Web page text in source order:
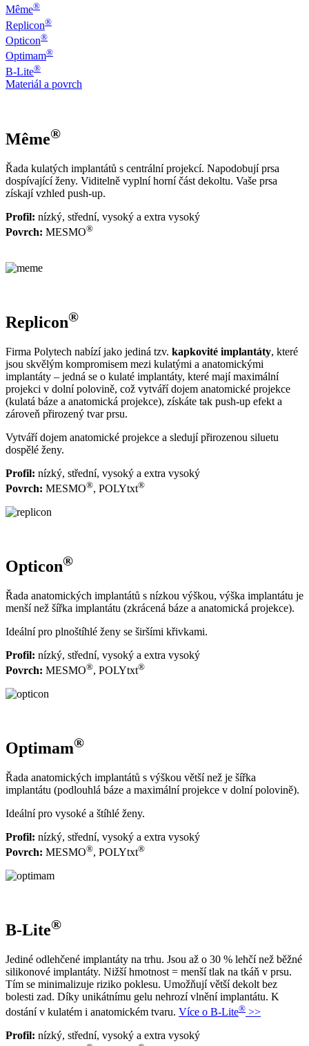
Même®
Replicon®
Opticon®
Optimam®
B-Lite®
Materiál a povrch
Même®
Řada kulatých implantátů s centrální projekcí. Napodobují prsa
dospívající ženy. Viditelně vyplní horní část dekoltu. Vaše prsa
získají vzhled push-up.
Profil: nízký, střední, vysoký a extra vysoký
Povrch: MESMO®
Replicon®
Firma Polytech nabízí jako jediná tzv. kapkovité implantáty, které
jsou skvělým kompromisem mezi kulatými a anatomickými
implantáty – jedná se o kulaté implantáty, které mají maximální
projekci v dolní polovině, což vytváří dojem anatomické projekce
(kulatá báze a anatomická projekce), získáte tak push-up efekt a
zároveň přirozený tvar prsu.
Vytváří dojem anatomické projekce a sledují přirozenou siluetu
dospělé ženy.
Profil: nízký, střední, vysoký a extra vysoký
Povrch: MESMO®, POLYtxt®
Opticon®
Řada anatomických implantátů s nízkou výškou, výška implantátu je
menší než šířka implantátu (zkrácená báze a anatomická projekce).
Ideální pro plnoštíhlé ženy se širšími křivkami.
Profil: nízký, střední, vysoký a extra vysoký
Povrch: MESMO®, POLYtxt®
Optimam®
Řada anatomických implantátů s výškou větší než je šířka
implantátu (podlouhlá báze a maximální projekce v dolní polovině).
Ideální pro vysoké a štíhlé ženy.
Profil: nízký, střední, vysoký a extra vysoký
Povrch: MESMO®, POLYtxt®
B-Lite®
Jediné odlehčené implantáty na trhu. Jsou až o 30 % lehčí než běžné
silikonové implantáty. Nižší hmotnost = menší tlak na tkáň v prsu.
Tím se minimalizuje riziko poklesu. Umožňují větší dekolt bez
bolesti zad. Díky unikátnímu gelu nehrozí vlnění implantátu. K
dostání v kulatém i anatomickém tvaru. Více o B-Lite® >>
Profil: nízký, střední, vysoký a extra vysoký